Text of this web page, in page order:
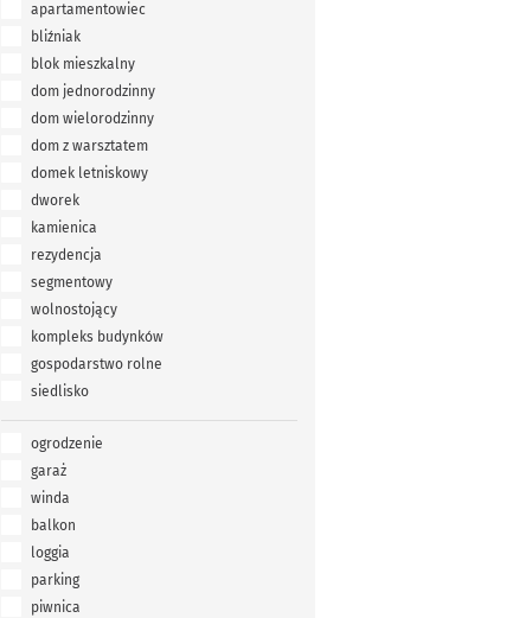
apartamentowiec
bliźniak
blok mieszkalny
dom jednorodzinny
dom wielorodzinny
dom z warsztatem
domek letniskowy
dworek
kamienica
rezydencja
segmentowy
wolnostojący
kompleks budynków
gospodarstwo rolne
siedlisko
ogrodzenie
garaż
winda
balkon
loggia
parking
piwnica